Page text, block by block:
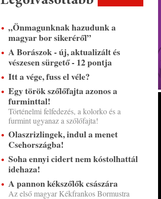
„Önmagunknak hazudunk a
magyar bor sikeréről”
A Borászok - új, aktualizált és
vészesen sürgető - 12 pontja
Itt a vége, fuss el véle?
Egy török szőlőfajta azonos a
furminttal!
Történelmi felfedezés, a kolorko és a
furmint ugyanaz a szőlőfajta!
Olaszrizlingek, indul a menet
Csehországba!
Soha ennyi cidert nem kóstolhattál
idehaza!
A pannon kékszőlők császára
Az első magyar Kékfrankos Bormustra